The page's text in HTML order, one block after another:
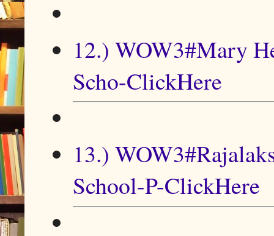
12.) WOW3#Mary
Scho-ClickHere
13.)
School-P-ClickHere